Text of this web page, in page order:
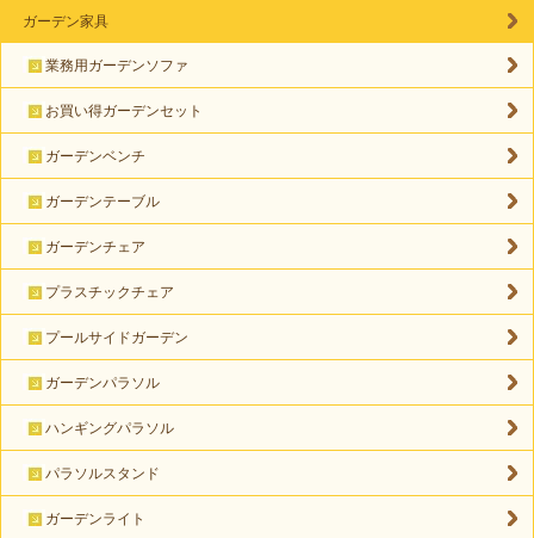
ガーデン家具
業務用ガーデンソファ
お買い得ガーデンセット
ガーデンベンチ
ガーデンテーブル
ガーデンチェア
プラスチックチェア
プールサイドガーデン
ガーデンパラソル
ハンギングパラソル
パラソルスタンド
ガーデンライト